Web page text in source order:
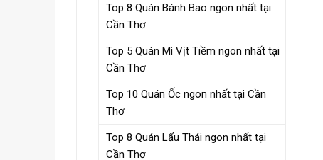
Top 8 Quán Bánh Bao ngon nhất tại
Cần Thơ
Top 5 Quán Mì Vịt Tiềm ngon nhất tại
Cần Thơ
Top 10 Quán Ốc ngon nhất tại Cần
Thơ
Top 8 Quán Lẩu Thái ngon nhất tại
Cần Thơ